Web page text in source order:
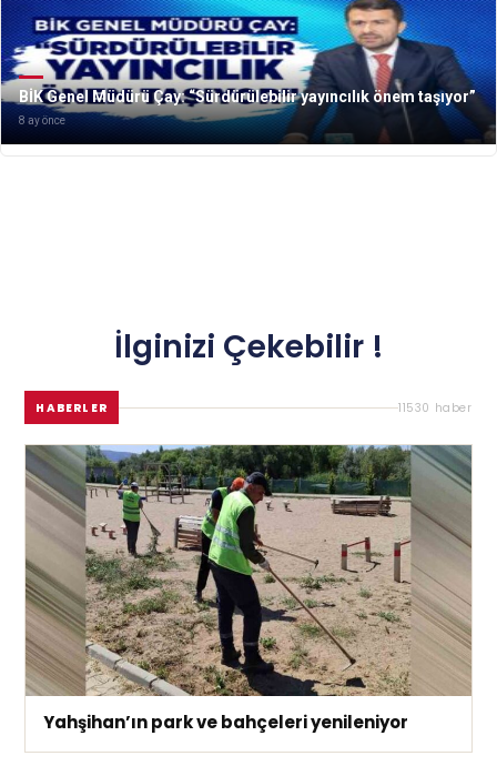
BİK Genel Müdürü Çay: “Sürdürülebilir yayıncılık önem taşıyor”
8 ay önce
İlginizi Çekebilir !
HABERLER 11530 haber
Yahşihan’ın park ve bahçeleri yenileniyor